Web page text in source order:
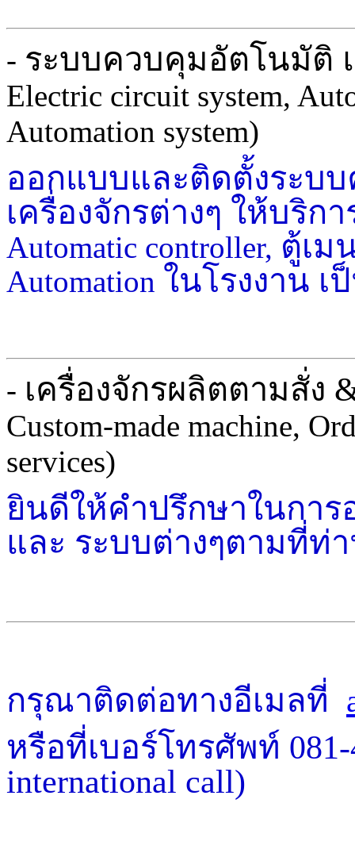
- ระบบควบคุมอัตโนมัติ
Electric circuit system,
Automation system)
ออกแบบและติดตั้งระบ
เครื่องจักรต่างๆ ให้บริ
Automatic controller, ตู้เม
Automation ในโรงงาน เ
- เครื่องจักรผลิตตามสั่ง
Custom-made machine,
services)
ยินดีให้คำปรึกษาในการ
และ ระบบต่างๆตามที่ท่
กรุณาติดต่อทางอีเมลที่
หรือที่เบอร์โทรศัพท์ 081-
international call)